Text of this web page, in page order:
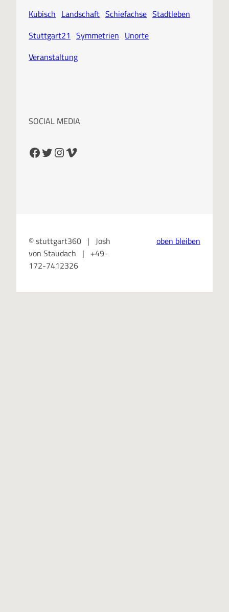
Kubisch Landschaft Schiefachse Stadtleben
Stuttgart21 Symmetrien Unorte
Veranstaltung
SOCIAL MEDIA
Facebook Twitter InstagramVimeo
© stuttgart360 | Josh
von Staudach | +49-
172-7412326
oben bleiben